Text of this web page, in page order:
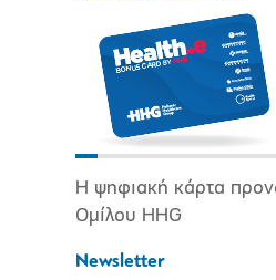
Η ψηφιακή κάρτα
Ομίλου HHG
Newsletter